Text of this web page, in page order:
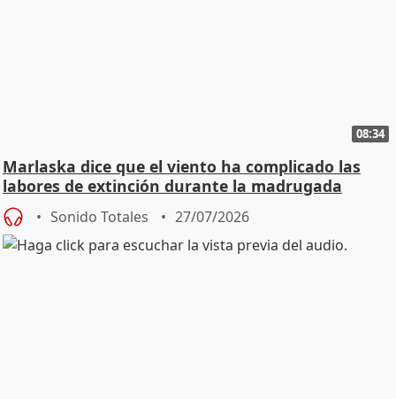
08:34
Marlaska dice que el viento ha complicado las
labores de extinción durante la madrugada
Sonido Totales 27/07/2026